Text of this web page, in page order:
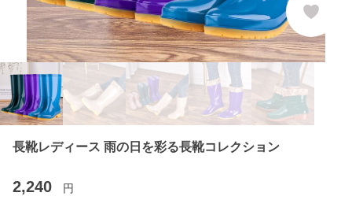
長靴レディース 雨の日を彩る長靴コレクション
2,240 円